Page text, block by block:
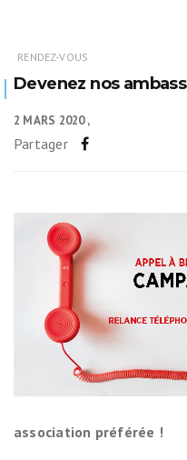
RENDEZ-VOUS
Devenez nos
2 MARS 2020
Partager
association préférée !